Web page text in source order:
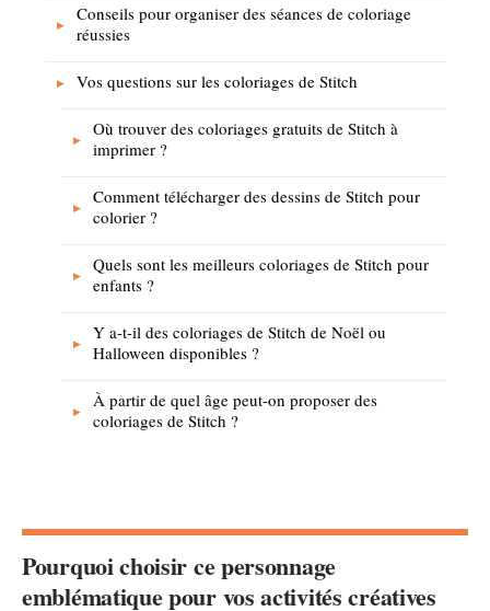
Conseils pour organiser des séances de coloriage
réussies
Vos questions sur les coloriages de Stitch
Où trouver des coloriages gratuits de Stitch à
imprimer ?
Comment télécharger des dessins de Stitch pour
colorier ?
Quels sont les meilleurs coloriages de Stitch pour
enfants ?
Y a-t-il des coloriages de Stitch de Noël ou
Halloween disponibles ?
À partir de quel âge peut-on proposer des
coloriages de Stitch ?
Pourquoi choisir ce personnage
emblématique pour vos activités créatives